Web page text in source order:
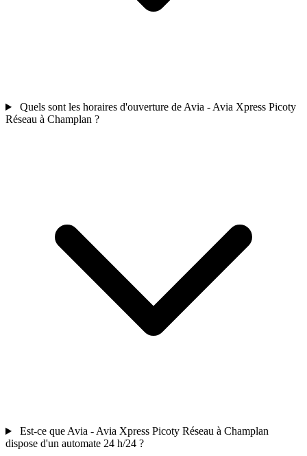
Quels sont les horaires d'ouverture de Avia - Avia Xpress Picoty
Réseau à Champlan ?
Est-ce que Avia - Avia Xpress Picoty Réseau à Champlan
dispose d'un automate 24 h/24 ?